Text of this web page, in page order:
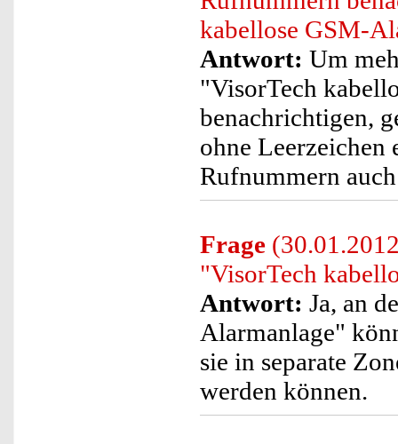
kabellose GSM-
Antwort: Um
"VisorTech
benachrichtigen,
ohne Leerzeichen
Rufnummern
Frage
"VisorTech
Antwort: Ja, an
Alarmanlage"
sie in separate
werden können.